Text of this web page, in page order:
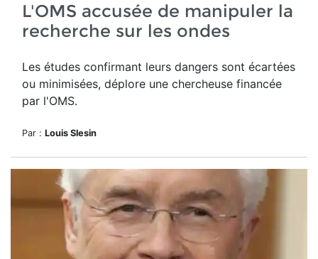
L'OMS accusée de manipuler la
recherche sur les ondes
Les études confirmant leurs dangers sont écartées
ou minimisées, déplore une chercheuse financée
par l'OMS.
Par : Louis Slesin